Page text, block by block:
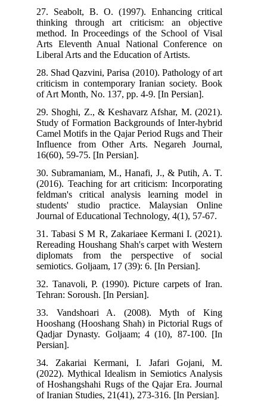
27. Seabolt, B. O. (1997). Enhancing critical
thinking through art criticism: an objective
method. In Proceedings of the School of Visal
Arts Eleventh Anual National Conference on
Liberal Arts and the Education of Artists.
28. Shad Qazvini, Parisa (2010). Pathology of art
criticism in contemporary Iranian society. Book
of Art Month, No. 137, pp. 4-9. [In Persian].
29. Shoghi, Z., & Keshavarz Afshar, M. (2021).
Study of Formation Backgrounds of Inter-hybrid
Camel Motifs in the Qajar Period Rugs and Their
Influence from Other Arts. Negareh Journal,
16(60), 59-75. [In Persian].
30. Subramaniam, M., Hanafi, J., & Putih, A. T.
(2016). Teaching for art criticism: Incorporating
feldman's critical analysis learning model in
students' studio practice. Malaysian Online
Journal of Educational Technology, 4(1), 57-67.
31. Tabasi S M R, Zakariaee Kermani I. (2021).
Rereading Houshang Shah's carpet with Western
diplomats from the perspective of social
semiotics. Goljaam, 17 (39): 6. [In Persian].
32. Tanavoli, P. (1990). Picture carpets of Iran.
Tehran: Soroush. [In Persian].
33. Vandshoari A. (2008). Myth of King
Hooshang (Hooshang Shah) in Pictorial Rugs of
Qadjar Dynasty. Goljaam; 4 (10), 87-100. [In
34. Zakariai Kermani, I. Jafari Gojani, M.
(2022). Mythical Idealism in Semiotics Analysis
of Hoshangshahi Rugs of the Qajar Era. Journal
of Iranian Studies, 21(41), 273-316. [In Persian].